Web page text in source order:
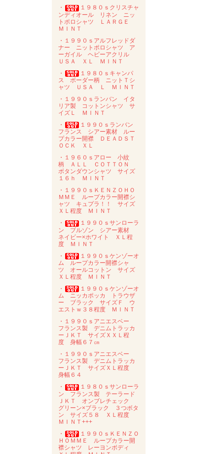
・
１９８０ｓクリスチャ
ンディオール リネン ニッ
トポロシャツ ＬＡＲＧＥ
ＭＩＮＴ
・１９９０ｓアルフレッドダ
ナー ニットポロシャツ ア
ーガイル ヘビーアクリル
ＵＳＡ ＸＬ ＭＩＮＴ
・
１９８０ｓキャンパ
ス ボーダー柄 ニットＴシ
ャツ ＵＳＡ Ｌ ＭＩＮＴ
・１９９０ｓランバン イタ
リア製 コットンシャツ サ
イズＬ ＭＩＮＴ
・
１９９０ｓランバン
フランス シアー素材 ルー
プカラー開襟 ＤＥＡＤＳＴ
ＯＣＫ ＸＬ
・１９６０ｓアロー 小紋
柄 ＡＬＬ ＣＯＴＴＯＮ
ボタンダウンシャツ サイズ
１６ｈ ＭＩＮＴ
・１９９０ｓＫＥＮＺＯＨＯ
ＭＭＥ ループカラー開襟シ
ャツ キュプラ！！ サイズ
ＸＬ程度 ＭＩＮＴ
・
１９９０ｓサンローラ
ン ブルゾン シアー素材
ネイビー×ホワイト ＸＬ程
度 ＭＩＮＴ
・
１９９０ｓケンゾーオ
ム ループカラー開襟シャ
ツ オールコットン サイズ
ＸＬ程度 ＭＩＮＴ
・
１９９０ｓケンゾーオ
ム ニッカポッカ トラウザ
ー ブラック サイズＦ ウ
エストｗ３８程度 ＭＩＮＴ
・１９９０ｓアニエスベー
フランス製 デニムトラッカ
ーＪＫＴ サイズＸＸＬ程
度 身幅６７㎝
・１９９０ｓアニエスベー
フランス製 デニムトラッカ
ーＪＫＴ サイズＸＬ程度
身幅６４
・
１９８０ｓサンローラ
ン フランス製 テーラード
ＪＫＴ オンブレチェック
グリーン×ブラック ３つボタ
ン サイズ５８ ＸＬ程度
ＭＩＮＴ+++
・
１９９０ｓＫＥＮＺＯ
ＨＯＭＭＥ ループカラー開
襟シャツ レーヨンボディ